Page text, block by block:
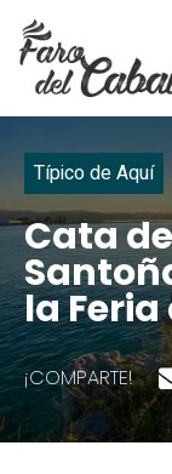
Típico de Aquí
Cata
la
¡COMPARTE!